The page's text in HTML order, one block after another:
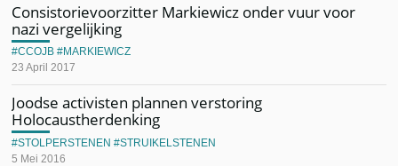
Consistorievoorzitter Markiewicz onder vuur voor
nazi vergelijking
23 April 2017
CCOJB MARKIEWICZ
Joodse activisten plannen verstoring
Holocaustherdenking
5 Mei 2016
STOLPERSTENEN STRUIKELSTENEN